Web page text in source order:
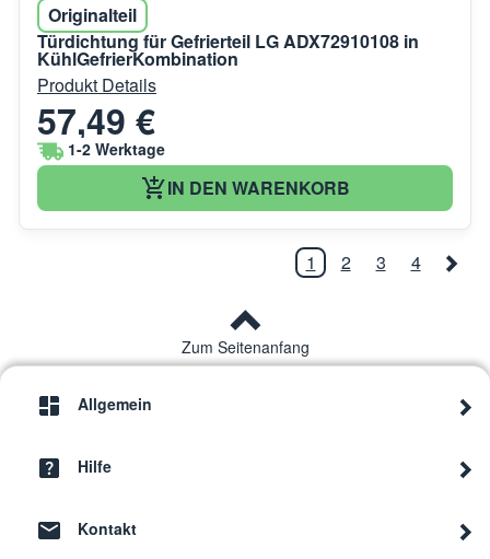
Originalteil
Türdichtung für Gefrierteil LG ADX72910108 in
KühlGefrierKombination
Produkt Details
57,49 €
1-2 Werktage
IN DEN WARENKORB
1 2 3 4
Zum Seitenanfang
Allgemein
Hilfe
Kontakt